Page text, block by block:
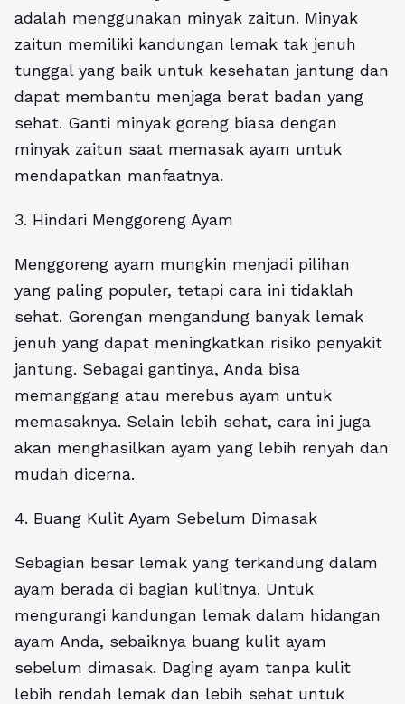
adalah menggunakan minyak zaitun. Minyak
zaitun memiliki kandungan lemak tak jenuh
tunggal yang baik untuk kesehatan jantung dan
dapat membantu menjaga berat badan yang
sehat. Ganti minyak goreng biasa dengan
minyak zaitun saat memasak ayam untuk
mendapatkan manfaatnya.
3. Hindari Menggoreng Ayam
Menggoreng ayam mungkin menjadi pilihan
yang paling populer, tetapi cara ini tidaklah
sehat. Gorengan mengandung banyak lemak
jenuh yang dapat meningkatkan risiko penyakit
jantung. Sebagai gantinya, Anda bisa
memanggang atau merebus ayam untuk
memasaknya. Selain lebih sehat, cara ini juga
akan menghasilkan ayam yang lebih renyah dan
mudah dicerna.
4. Buang Kulit Ayam Sebelum Dimasak
Sebagian besar lemak yang terkandung dalam
ayam berada di bagian kulitnya. Untuk
mengurangi kandungan lemak dalam hidangan
ayam Anda, sebaiknya buang kulit ayam
sebelum dimasak. Daging ayam tanpa kulit
lebih rendah lemak dan lebih sehat untuk